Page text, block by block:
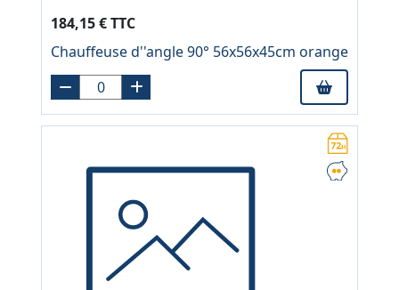
184,15 € TTC
Chauffeuse d''angle 90° 56x56x45cm orange